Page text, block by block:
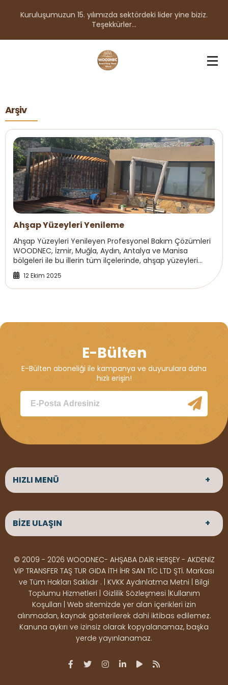
Kuruluşumuzun 15. yılımızda sektördeki lider yine biziz.
Teşekkürler...
Arşiv
Ahşap Yüzeyleri Yenileme
Ahşap Yüzeyleri Yenileyen Profesyonel Bakım Çözümleri
WOODNEC, İzmir, Muğla, Aydın, Antalya ve Manisa
bölgeleri ile bu illerin tüm ilçelerinde, ahşap yüzeyleri
yenileyen profesyonel bakım çözümleriyle...
12 Ekim 2025
E-Bülten
E-Bülten aboneliği ile kampanya ve duyurulara daha
hızlı erişin!
HIZLI MENÜ
ANASAYFA
HAKKIMIZDA
ÜRÜNLER
Çeşitlerimiz
Çeşitlerimiz
Kereste
Çeşitlerimiz
Ahşap
Pergole
Ürünler
Deck Montaj
Ahşap
Dekorasyon
OSB,
BİZE ULAŞIN
BİZE ULAŞIN
Altınkale mah Osmangazi cad. no 355 Döşemealtı
Antalya
ÇALIŞMA SAATLERİ
Hafta içi : Haftaiçi 09:00 - 18:00
Hafta sonu : Cumartesi 10:00 - 15:00
İLETİŞİM
© 2009 - 2026 WOODNEC- AHŞABA DAİR HERŞEY - AKDENİZ
VİP TRANSFER TAŞ TUR GIDA İTH İHR SAN TİC LTD ŞTİ. Markası
ve Tüm Hakları Saklıdır . | KVKK Aydınlatma Metni | Bilgi
Toplumu Hizmetleri | Gizlilik Sözleşmesi |Kullanım
Koşulları | Web sitemizde yer alan içerikleri izin
alınmadan, kaynak gösterilerek dahi iktibas edilemez.
Kanuna aykırı ve izinsiz olarak kopyalanamaz, başka
yerde yayınlanamaz.